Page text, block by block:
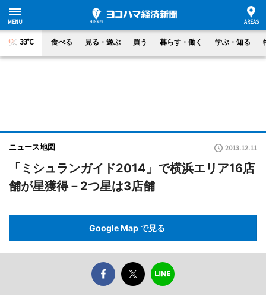
33°C 食べる 見る・遊ぶ 買う 暮らす・働く 学ぶ・知る
ニュース地図 2013.12.11
「ミシュランガイド2014」で横浜エリア16店
舗が星獲得－2つ星は3店舗
Google Map で見る